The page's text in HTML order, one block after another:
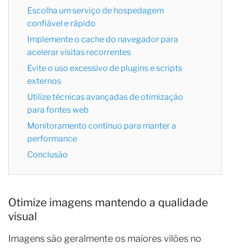
Escolha um serviço de hospedagem
confiável e rápido
Implemente o cache do navegador para
acelerar visitas recorrentes
Evite o uso excessivo de plugins e scripts
externos
Utilize técnicas avançadas de otimização
para fontes web
Monitoramento contínuo para manter a
performance
Conclusão
Otimize imagens mantendo a qualidade
visual
Imagens são geralmente os maiores vilões no